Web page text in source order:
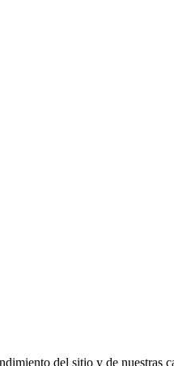
del sitio y de nuestras